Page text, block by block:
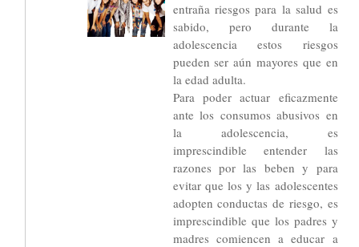
entraña riesgos para la salud es
sabido, pero durante la
adolescencia estos riesgos
pueden ser aún mayores que en
la edad adulta.
Para poder actuar eficazmente
ante los consumos abusivos en
la adolescencia, es
imprescindible entender las
razones por las beben y para
evitar que los y las adolescentes
adopten conductas de riesgo, es
imprescindible que los padres y
madres comiencen a educar a